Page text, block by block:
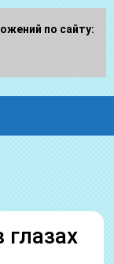
по сайту: